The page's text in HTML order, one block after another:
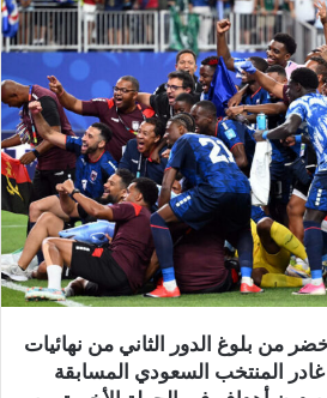
من بلوغ الدور الثاني من نهائيات
2026 بينما غادر المنتخب السعودي المسابقة